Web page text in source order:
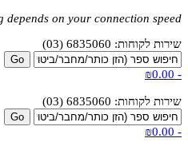
depends on your connection speed!
שירות לקוחות: 6835060 (03)
-
₪0.00
שירות לקוחות: 6835060 (03)
-
₪0.00